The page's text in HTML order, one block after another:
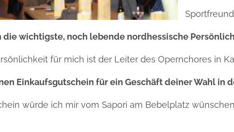
die wichtigste, noch lebende nordhessische
für mich ist der Leiter des Opernchores in
Einkaufsgutschein für ein Geschäft deiner Wahl in
würde ich mir vom Sapori am Bebelplatz